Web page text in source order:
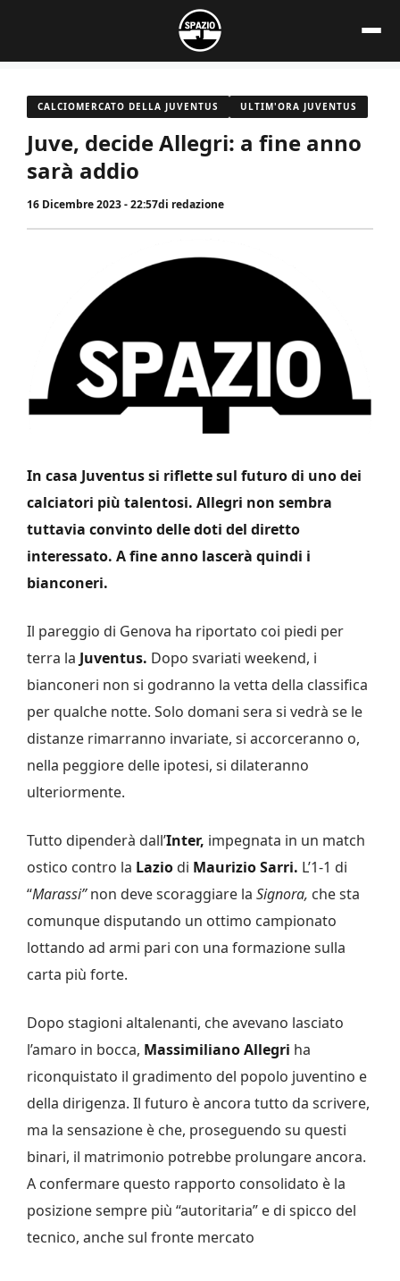
contenuto
CALCIOMERCATO DELLA JUVENTUS ULTIM'ORA JUVENTUS
Juve, decide Allegri: a fine anno
sarà addio
16 Dicembre 2023 - 22:57di redazione
In casa Juventus si riflette sul futuro di uno dei
calciatori più talentosi. Allegri non sembra
tuttavia convinto delle doti del diretto
interessato. A fine anno lascerà quindi i
bianconeri.
Il pareggio di Genova ha riportato coi piedi per
terra la Juventus. Dopo svariati weekend, i
bianconeri non si godranno la vetta della classifica
per qualche notte. Solo domani sera si vedrà se le
distanze rimarranno invariate, si accorceranno o,
nella peggiore delle ipotesi, si dilateranno
ulteriormente.
Tutto dipenderà dall’Inter, impegnata in un match
ostico contro la Lazio di Maurizio Sarri. L’1-1 di
“Marassi”non deve scoraggiare la Signora, che sta
comunque disputando un ottimo campionato
lottando ad armi pari con una formazione sulla
carta più forte.
Dopo stagioni altalenanti, che avevano lasciato
l’amaro in bocca, Massimiliano Allegri ha
riconquistato il gradimento del popolo juventino e
della dirigenza. Il futuro è ancora tutto da scrivere,
ma la sensazione è che, proseguendo su questi
binari, il matrimonio potrebbe prolungare ancora.
A confermare questo rapporto consolidato è la
posizione sempre più “autoritaria” e di spicco del
tecnico, anche sul fronte mercato